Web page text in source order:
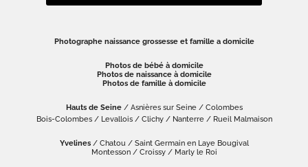
Photographe naissance grossesse et famille a domicile
Photos de bébé à domicile
Photos de naissance à domicile
Photos de famille à domicile
Hauts de Seine/ Asnières sur Seine / Colombes
Bois-Colombes / Levallois / Clichy / Nanterre / Rueil Malmaison
Yvelines/ Chatou / Saint Germain en Laye Bougival
Montesson / Croissy / Marly le Roi